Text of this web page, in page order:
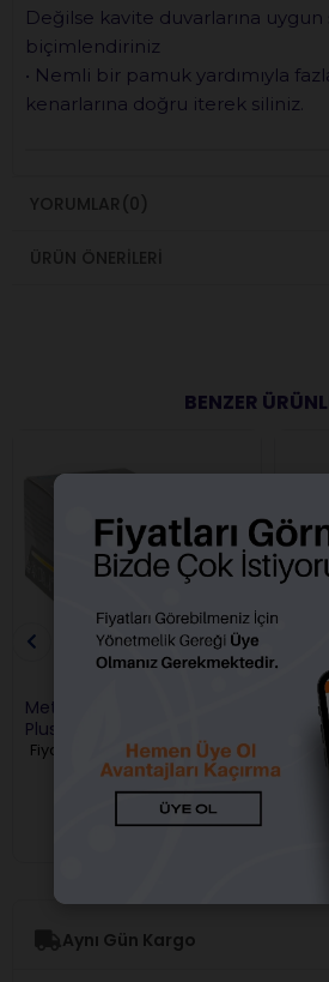
Değilse kavite duvarlarına
biçimlendiriniz
• Nemli bir pamuk yardımıyla
kenarlarına doğru iterek siliniz.
YORUMLAR (0)
ÜRÜN ÖNERILERI
BENZER
Meta Biomed Md Temp
Plus Kavit Geçici Dolgu
Fiyatları görebilmek için üye
girişi yapmalısınız.
Aynı Gün Kargo